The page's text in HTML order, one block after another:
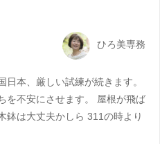
ひろ美専務
本、厳しい試練が続きます。
を不安にさせます。 屋根が飛ば
は大丈夫かしら 311の時より